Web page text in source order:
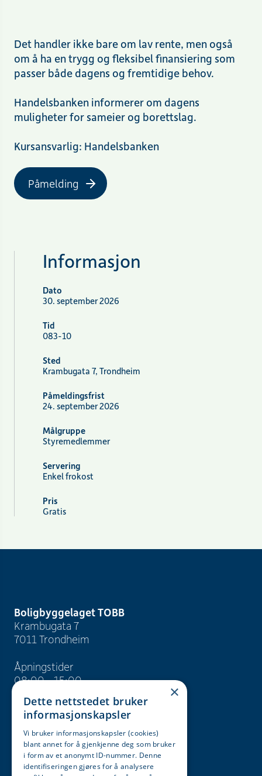
Det handler ikke bare om lav rente, men også
om å ha en trygg og fleksibel finansiering som
passer både dagens og fremtidige behov.
Handelsbanken informerer om dagens
muligheter for sameier og borettslag.
Kursansvarlig: Handelsbanken
Påmelding
Informasjon
Dato
30. september 2026
Tid
083-10
Sted
Krambugata 7, Trondheim
Påmeldingsfrist
24. september 2026
Målgruppe
Styremedlemmer
Servering
Enkel frokost
Pris
Gratis
Boligbyggelaget TOBB
Krambugata 7
7011 Trondheim
Åpningstider
08:00 - 15:00
info@tobb.no
+47 73 83 15 00
Org. nr. 946 629 243
×
Dette nettstedet bruker
informasjonskapsler
Vi bruker informasjonskapsler (cookies)
blant annet for å gjenkjenne deg som bruker
i form av et anonymt ID-nummer. Denne
identifiseringen gjøres for å analysere